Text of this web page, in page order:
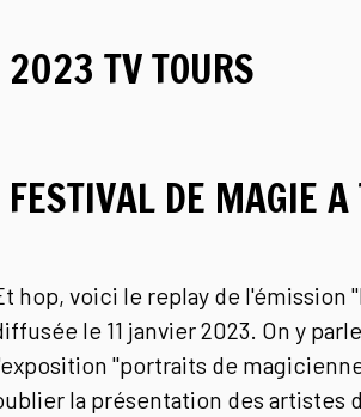
2023 TV TOURS
FESTIVAL DE MAGIE A
hop, voici le replay de l'émission
le 11 janvier 2023. On y
"portraits de
la présentation des artistes